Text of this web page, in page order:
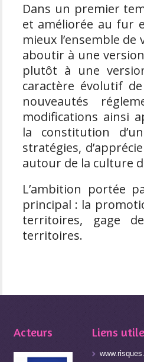
Dans un premier
et améliorée au fur
mieux l’ensemble
aboutir à une
plutôt à une
caractère évolutif
nouveautés
modifications ainsi
la constitution
stratégies,
autour de la culture
L’ambition portée
principal : la
territoires, gage
territoires.
Acteurs Liens